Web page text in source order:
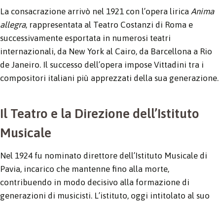
La consacrazione arrivò nel 1921 con l’opera lirica Anima
allegra, rappresentata al Teatro Costanzi di Roma e
successivamente esportata in numerosi teatri
internazionali, da New York al Cairo, da Barcellona a Rio
de Janeiro. Il successo dell’opera impose Vittadini tra i
compositori italiani più apprezzati della sua generazione.
Il Teatro e la Direzione dell’Istituto
Musicale
Nel 1924 fu nominato direttore dell’Istituto Musicale di
Pavia, incarico che mantenne fino alla morte,
contribuendo in modo decisivo alla formazione di
generazioni di musicisti. L’istituto, oggi intitolato al suo